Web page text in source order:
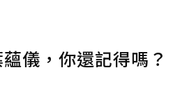
蘊儀，你還記得嗎？